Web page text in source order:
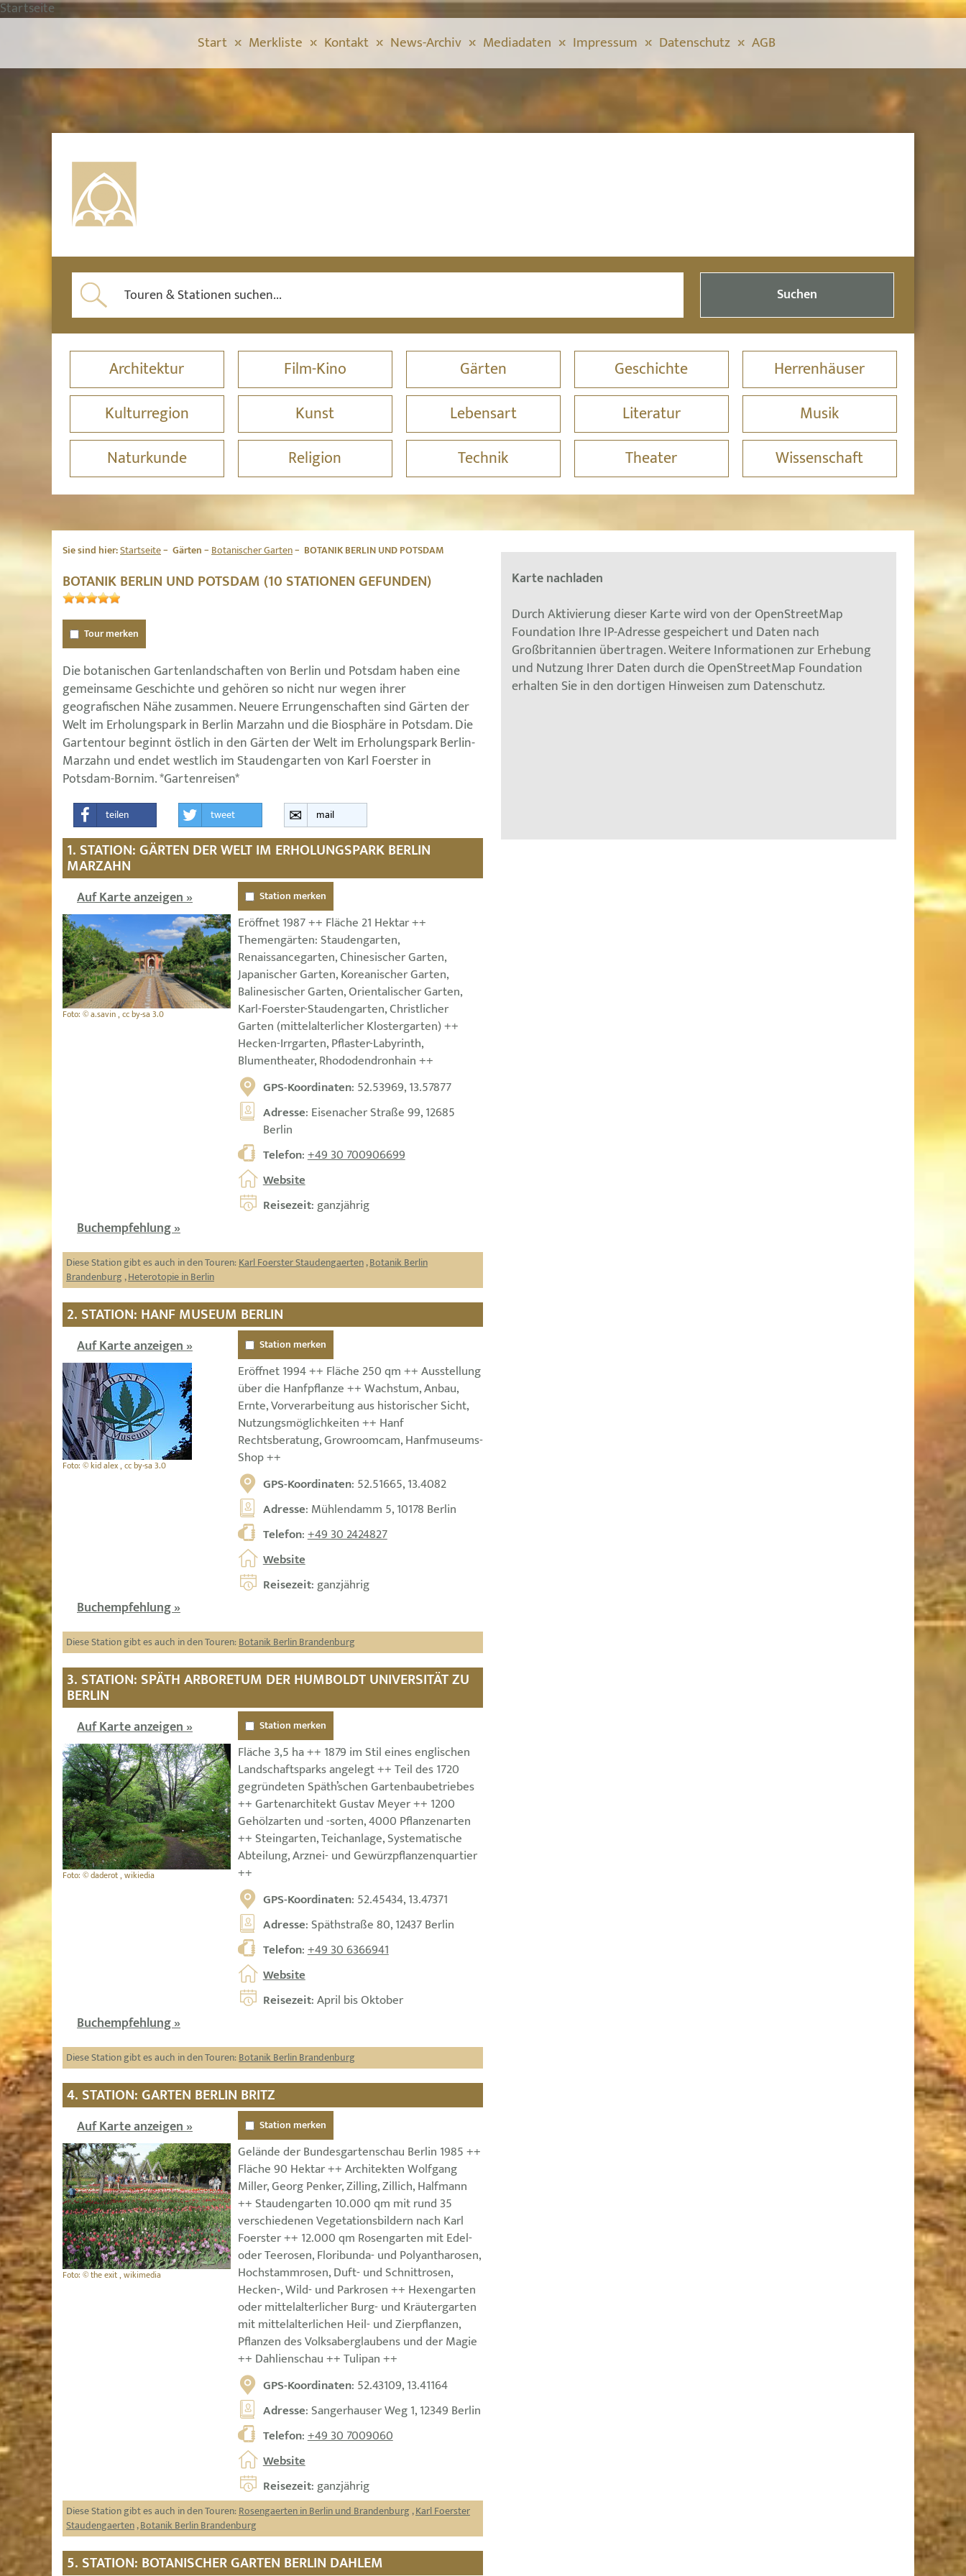
Startseite
Start Merkliste Kontakt News-Archiv Mediadaten Impressum Datenschutz AGB
Suchen
Architektur Film-Kino Gärten Geschichte
Herrenhäuser
Kulturregion
Kunst Lebensart Literatur
Musik
Naturkunde
Religion Technik Theater Wissenschaft
Sie sind hier:Startseite Gärten Botanischer Garten BOTANIK BERLIN UND POTSDAM
BOTANIK BERLIN UND POTSDAM (10 STATIONEN GEFUNDEN)
Tour merken
Die botanischen Gartenlandschaften von Berlin und Potsdam haben eine
gemeinsame Geschichte und gehören so nicht nur wegen ihrer
geografischen Nähe zusammen. Neuere Errungenschaften sind Gärten der
Welt im Erholungspark in Berlin Marzahn und die Biosphäre in Potsdam. Die
Gartentour beginnt östlich in den Gärten der Welt im Erholungspark Berlin-
Marzahn und endet westlich im Staudengarten von Karl Foerster in
Potsdam-Bornim. *Gartenreisen*
teilen tweet mail
1. STATION: GÄRTEN DER WELT IM ERHOLUNGSPARK BERLIN
MARZAHN
Auf Karte anzeigen »
Foto: © a.savin , cc by-sa 3.0
Station merken
Eröffnet 1987 ++ Fläche 21 Hektar ++
Themengärten: Staudengarten,
Renaissancegarten, Chinesischer Garten,
Japanischer Garten, Koreanischer Garten,
Balinesischer Garten, Orientalischer Garten,
Karl-Foerster-Staudengarten, Christlicher
Garten (mittelalterlicher Klostergarten) ++
Hecken-Irrgarten, Pflaster-Labyrinth,
Blumentheater, Rhododendronhain ++
GPS-Koordinaten: 52.53969, 13.57877
Adresse: Eisenacher Straße 99, 12685
Berlin
Telefon:+49 30 700906699
Website
Reisezeit: ganzjährig
Buchempfehlung »
Diese Station gibt es auch in den Touren:Karl Foerster Staudengaerten,Botanik Berlin
Brandenburg ,Heterotopie in Berlin
2. STATION: HANF MUSEUM BERLIN
Auf Karte anzeigen »
Foto: © kid alex , cc by-sa 3.0
Station merken
Eröffnet 1994 ++ Fläche 250 qm ++ Ausstellung
über die Hanfpflanze ++ Wachstum, Anbau,
Ernte, Vorverarbeitung aus historischer Sicht,
Nutzungsmöglichkeiten ++ Hanf
Rechtsberatung, Growroomcam, Hanfmuseums-
Shop ++
GPS-Koordinaten: 52.51665, 13.4082
Adresse: Mühlendamm 5, 10178 Berlin
Telefon:+49 30 2424827
Website
Reisezeit: ganzjährig
Buchempfehlung »
Diese Station gibt es auch in den Touren:Botanik Berlin Brandenburg
3. STATION: SPÄTH ARBORETUM DER HUMBOLDT UNIVERSITÄT ZU
BERLIN
Auf Karte anzeigen »
Foto: © daderot , wikiedia
Station merken
Fläche 3,5 ha ++ 1879 im Stil eines englischen
Landschaftsparks angelegt ++ Teil des 1720
gegründeten Späth’schen Gartenbaubetriebes
++ Gartenarchitekt Gustav Meyer ++ 1200
Gehölzarten und -sorten, 4000 Pflanzenarten
++ Steingarten, Teichanlage, Systematische
Abteilung, Arznei- und Gewürzpflanzenquartier
++
GPS-Koordinaten: 52.45434, 13.47371
Adresse: Späthstraße 80, 12437 Berlin
Telefon:+49 30 6366941
Website
Reisezeit: April bis Oktober
Buchempfehlung »
Diese Station gibt es auch in den Touren:Botanik Berlin Brandenburg
4. STATION: GARTEN BERLIN BRITZ
Auf Karte anzeigen »
Foto: © the exit , wikimedia
Station merken
Gelände der Bundesgartenschau Berlin 1985 ++
Fläche 90 Hektar ++ Architekten Wolfgang
Miller, Georg Penker, Zilling, Zillich, Halfmann
++ Staudengarten 10.000 qm mit rund 35
verschiedenen Vegetationsbildern nach Karl
Foerster ++ 12.000 qm Rosengarten mit Edel-
oder Teerosen, Floribunda- und Polyantharosen,
Hochstammrosen, Duft- und Schnittrosen,
Hecken-, Wild- und Parkrosen ++ Hexengarten
oder mittelalterlicher Burg- und Kräutergarten
mit mittelalterlichen Heil- und Zierpflanzen,
Pflanzen des Volksaberglaubens und der Magie
++ Dahlienschau ++ Tulipan ++
GPS-Koordinaten: 52.43109, 13.41164
Adresse: Sangerhauser Weg 1, 12349 Berlin
Telefon:+49 30 7009060
Website
Reisezeit: ganzjährig
Diese Station gibt es auch in den Touren:Rosengaerten in Berlin und Brandenburg ,Karl Foerster
Staudengaerten,Botanik Berlin Brandenburg
5. STATION: BOTANISCHER GARTEN BERLIN DAHLEM
Karte nachladen
Durch Aktivierung dieser Karte wird von der OpenStreetMap
Foundation Ihre IP-Adresse gespeichert und Daten nach
Großbritannien übertragen. Weitere Informationen zur Erhebung
und Nutzung Ihrer Daten durch die OpenStreetMap Foundation
erhalten Sie in den dortigen Hinweisen zum Datenschutz.